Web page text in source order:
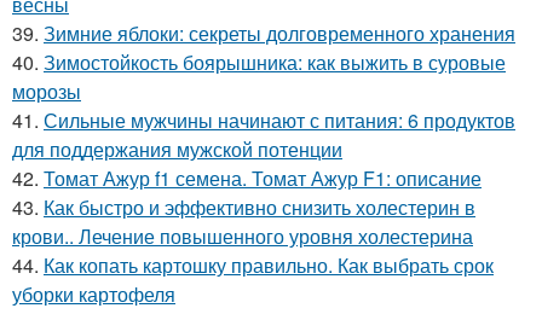
39. Зимние яблоки: секреты долговременного хранения
40. Зимостойкость боярышника: как выжить в суровые
морозы
41. Сильные мужчины начинают с питания: 6 продуктов
для поддержания мужской потенции
42. Томат Ажур f1 семена. Томат Ажур F1: описание
43. Как быстро и эффективно снизить холестерин в
крови.. Лечение повышенного уровня холестерина
44. Как копать картошку правильно. Как выбрать срок
уборки картофеля